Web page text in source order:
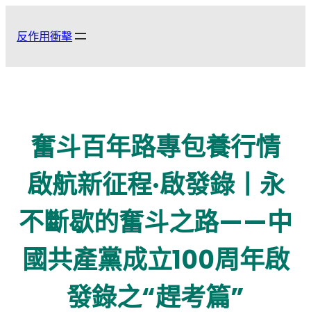
反作用衝擊
奮斗百年路專包養行情
啟航新征程·啟發錄丨永
不斷歇的奮斗之路——中
國共產黨成立100周年啟
發錄之“趕考篇”